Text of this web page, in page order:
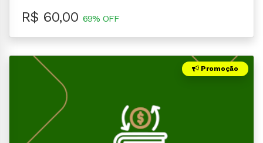
R$ 60,00 69% OFF
Promoção